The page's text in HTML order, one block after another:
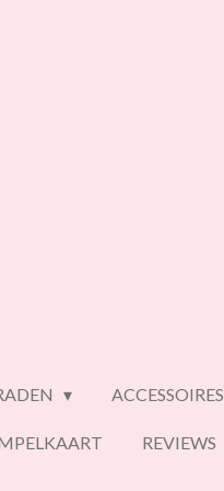
ACCESSOIRES
REVIEWS